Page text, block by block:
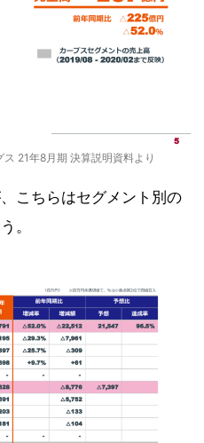
21年8月期 決算説明資料より
こちらはセグメント別の
。